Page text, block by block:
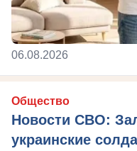
06.08.2026
Общество
Новости СВО:
украинские